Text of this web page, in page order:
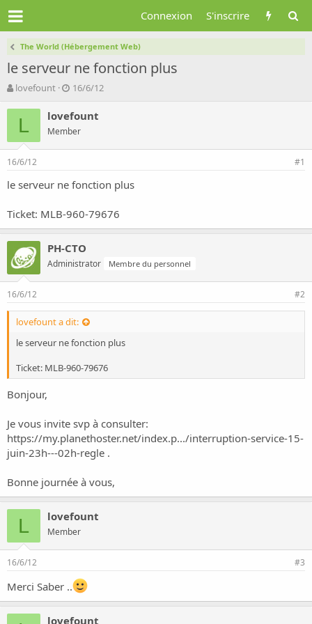
Connexion S'inscrire
The World (Hébergement Web)
le serveur ne fonction plus
A
t
r
d
l
d
c
u
s
i
o
n
lovefount
D
t
d
e
b
t
16/6/12
L lovefount
Member
16/6/12 #1
le serveur ne fonction plus
Ticket: MLB-960-79676
PH-CTO
Administrator Membre du personnel
16/6/12 #2
lovefount a dit:
le serveur ne fonction plus
Ticket: MLB-960-79676
Bonjour,
Je vous invite svp à consulter:
https://my.planethoster.net/index.p.../interruption-service-15-
juin-23h---02h-regle .
Bonne journée à vous,
L lovefount
Member
16/6/12 #3
Merci Saber ..
lovefount